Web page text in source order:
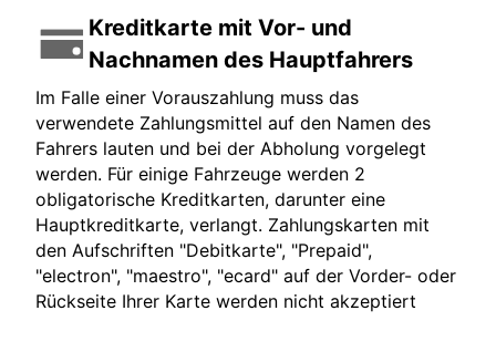
Kreditkarte mit Vor- und
Nachnamen des Hauptfahrers
Im Falle einer Vorauszahlung muss das
verwendete Zahlungsmittel auf den Namen des
Fahrers lauten und bei der Abholung vorgelegt
werden. Für einige Fahrzeuge werden 2
obligatorische Kreditkarten, darunter eine
Hauptkreditkarte, verlangt. Zahlungskarten mit
den Aufschriften "Debitkarte", "Prepaid",
"electron", "maestro", "ecard" auf der Vorder- oder
Rückseite Ihrer Karte werden nicht akzeptiert